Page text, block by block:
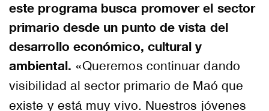
este programa busca promover el sector
primario desde un punto de vista del
desarrollo económico, cultural y
ambiental. «Queremos continuar dando
visibilidad al sector primario de Maó que
existe y está muy vivo. Nuestros jóvenes